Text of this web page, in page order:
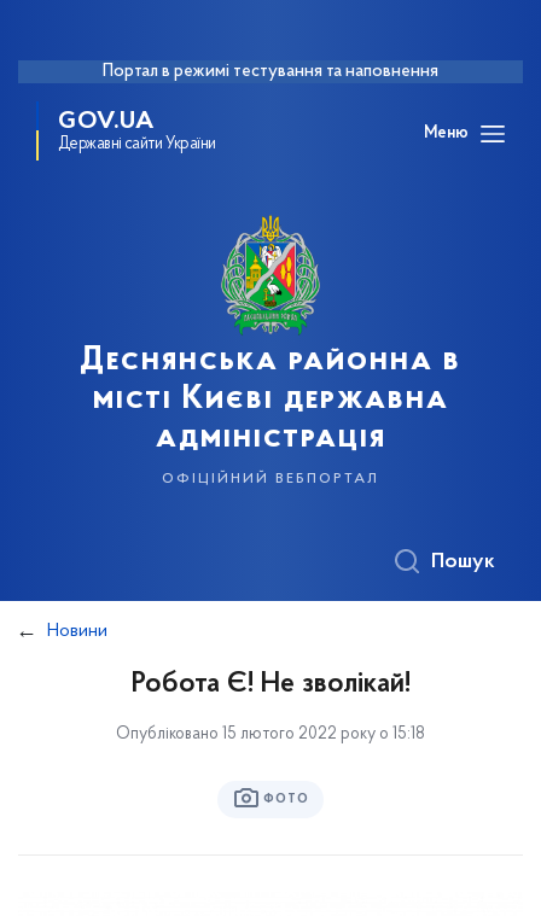
Портал в режимі тестування та наповнення
GOV.UA
Державні сайти України
Меню
Деснянська районна в
місті Києві державна
адміністрація
офіційний вебпортал
Пошук
Новини
Робота Є! Не зволікай!
Опубліковано 15 лютого 2022 року о 15:18
ФОТО